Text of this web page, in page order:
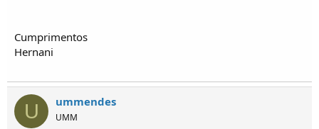
Cumprimentos
Hernani
U ummendes
UMM